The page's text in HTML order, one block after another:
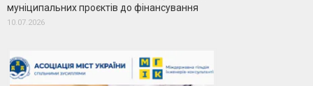
муніципальних проєктів до фінансування
10.07.2026